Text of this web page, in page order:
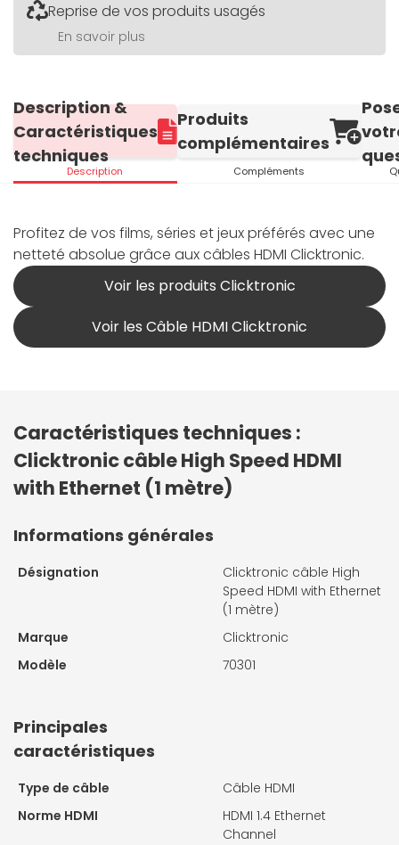
Reprise de vos produits usagés
En savoir plus
Description &
Caractéristiques
techniques
Description
Produits
complémentaires
Compléments
Profitez de vos films, séries et jeux préférés avec une
netteté absolue grâce aux câbles HDMI Clicktronic.
Voir les produits Clicktronic
Voir les Câble HDMI Clicktronic
Caractéristiques techniques :
Clicktronic câble High Speed HDMI
with Ethernet (1 mètre)
Informations générales
Désignation
Clicktronic câble High
Speed HDMI with Ethernet
(1 mètre)
Marque
Clicktronic
Modèle
70301
Principales
caractéristiques
Type de câble
Câble HDMI
Norme HDMI
HDMI 1.4 Ethernet
Channel